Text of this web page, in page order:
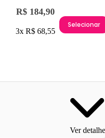
R$ 184,90
3x R$ 68,55
Selecionar
Ver